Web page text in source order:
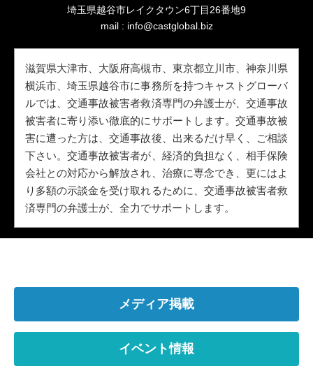
埼玉県越谷市レイクタウン6丁目26番地9
mail : info@castglobal.biz
滋賀県大津市、大阪府高槻市、東京都立川市、神奈川県
横浜市、埼玉県越谷市に事務所を持つキャストグローバ
ルでは、交通事故被害者救済専門の弁護士が、交通事故
被害者に寄り添い徹底的にサポートします。交通事故被
害に遭った方は、交通事故後、出来るだけ早く、ご相談
下さい。交通事故被害者が、経済的負担なく、相手保険
会社との対応から解放され、治療に専念でき、更にはよ
り多額の示談金を受け取れるために、交通事故被害者救
済専門の弁護士が、全力でサポートします。
メディア掲載
イベント情報